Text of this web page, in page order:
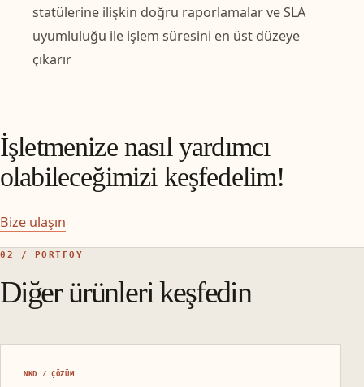
statülerine ilişkin doğru raporlamalar ve SLA
uyumluluğu ile işlem süresini en üst düzeye
çıkarır
İşletmenize nasıl yardımcı
olabileceğimizi keşfedelim!​
Bize ulaşın
02 / PORTFÖY
Diğer ürünleri keşfedin
NKD / ÇÖZÜM